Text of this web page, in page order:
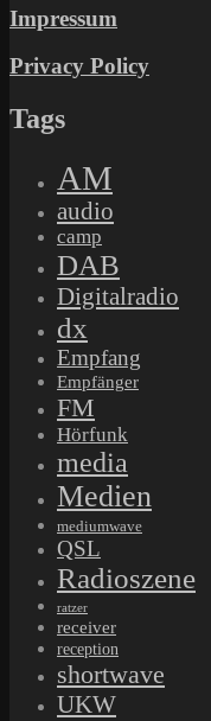
Impressum
Privacy Policy
Tags
AM
audio
camp
DAB
Digitalradio
dx
Empfang
Empfänger
FM
Hörfunk
media
Medien
mediumwave
QSL
Radioszene
ratzer
receiver
reception
shortwave
UKW